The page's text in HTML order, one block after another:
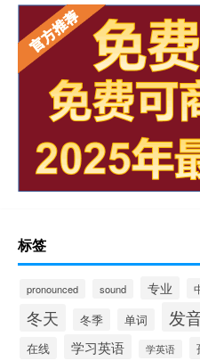
标签
pronounced sound 专业
冬天 冬季 单词 发
在线 学习英语 学英语